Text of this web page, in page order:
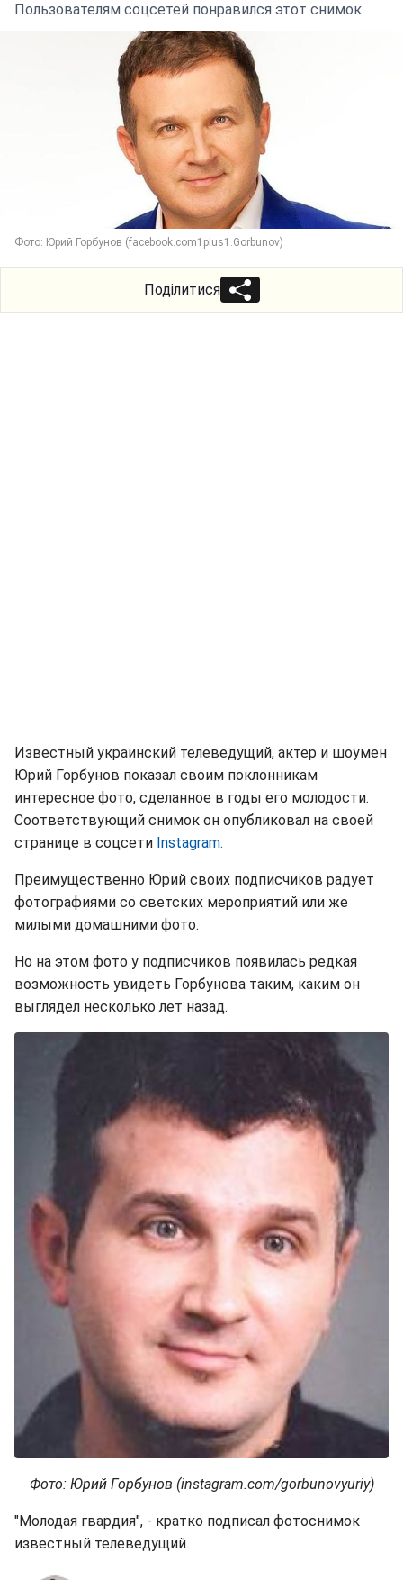
Пользователям соцсетей понравился этот снимок
Фото: Юрий Горбунов (facebook.com1plus1.Gorbunov)
Поділитися
Известный украинский телеведущий, актер и шоумен
Юрий Горбунов показал своим поклонникам
интересное фото, сделанное в годы его молодости.
Соответствующий снимок он опубликовал на своей
странице в соцсети Instagram.
Преимущественно Юрий своих подписчиков радует
фотографиями со светских мероприятий или же
милыми домашними фото.
Но на этом фото у подписчиков появилась редкая
возможность увидеть Горбунова таким, каким он
выглядел несколько лет назад.
Фото: Юрий Горбунов (instagram.com/gorbunovyuriy)
"Молодая гвардия", - кратко подписал фотоснимок
известный телеведущий.